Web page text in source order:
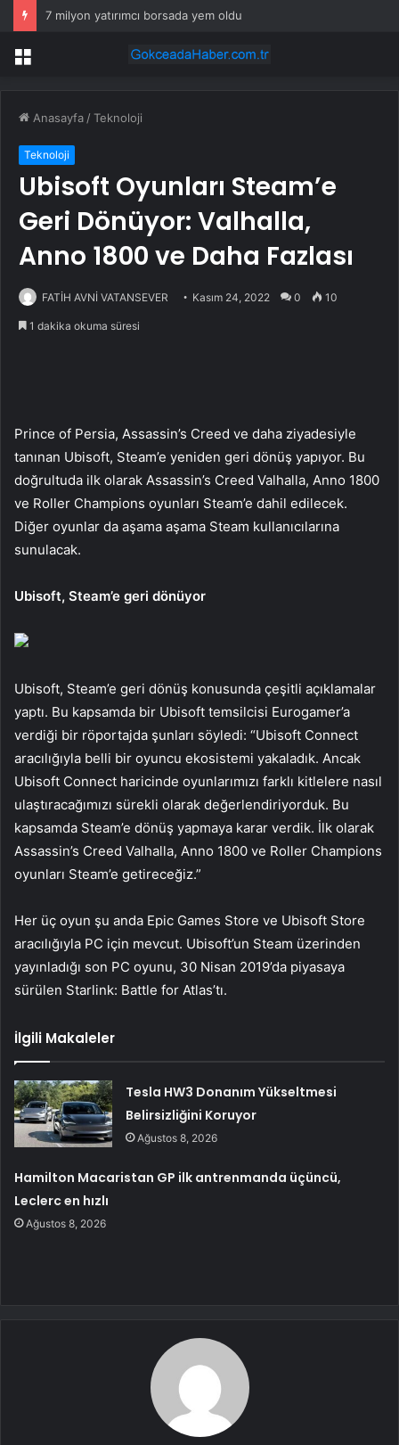
7 milyon yatırımcı borsada yem oldu
Menü
Anasayfa /Teknoloji
Teknoloji
Ubisoft Oyunları Steam’e
Geri Dönüyor: Valhalla,
Anno 1800 ve Daha Fazlası
FATİH AVNİ VATANSEVER Kasım 24, 2022 0 10
1 dakika okuma süresi
Prince of Persia, Assassin’s Creed ve daha ziyadesiyle
tanınan Ubisoft, Steam’e yeniden geri dönüş yapıyor. Bu
doğrultuda ilk olarak Assassin’s Creed Valhalla, Anno 1800
ve Roller Champions oyunları Steam’e dahil edilecek.
Diğer oyunlar da aşama aşama Steam kullanıcılarına
sunulacak.
Ubisoft, Steam’e geri dönüyor
Ubisoft, Steam’e geri dönüş konusunda çeşitli açıklamalar
yaptı. Bu kapsamda bir Ubisoft temsilcisi Eurogamer’a
verdiği bir röportajda şunları söyledi: “Ubisoft Connect
aracılığıyla belli bir oyuncu ekosistemi yakaladık. Ancak
Ubisoft Connect haricinde oyunlarımızı farklı kitlelere nasıl
ulaştıracağımızı sürekli olarak değerlendiriyorduk. Bu
kapsamda Steam’e dönüş yapmaya karar verdik. İlk olarak
Assassin’s Creed Valhalla, Anno 1800 ve Roller Champions
oyunları Steam’e getireceğiz.”
Her üç oyun şu anda Epic Games Store ve Ubisoft Store
aracılığıyla PC için mevcut. Ubisoft’un Steam üzerinden
yayınladığı son PC oyunu, 30 Nisan 2019’da piyasaya
sürülen Starlink: Battle for Atlas’tı.
İlgili Makaleler
Tesla HW3 Donanım Yükseltmesi
Belirsizliğini Koruyor
Ağustos 8, 2026
Hamilton Macaristan GP ilk antrenmanda üçüncü,
Leclerc en hızlı
Ağustos 8, 2026